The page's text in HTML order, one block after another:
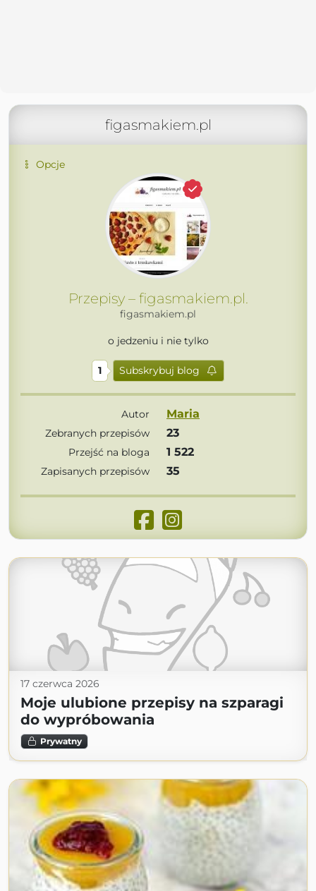
figasmakiem.pl
Opcje
Przepisy – figasmakiem.pl.
figasmakiem.pl
o jedzeniu i nie tylko
1 Subskrybuj blog
Autor Maria
Zebranych przepisów 23
Przejść na bloga 1 522
Zapisanych przepisów 35
17 czerwca 2026
Moje ulubione przepisy na szparagi
do wypróbowania
Prywatny